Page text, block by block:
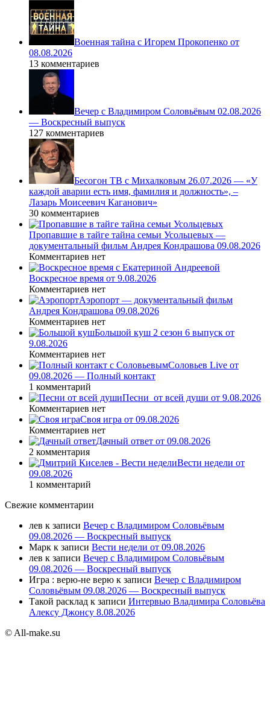
Военная тайна с Игорем Прокопенко от
08.08.2026
13 комментариев
Вечер с Владимиром Соловьёвым 02.08.2026
— Воскресный выпуск
127 комментариев
Бесогон ТВ с Михалковым 26.07.2026 — «У
каждой аварии есть имя, фамилия и должность», –
Лазарь Моисеевич Каганович»
30 комментариев
Пропавшие в тайге тайна семьи Усольцевых —
документальный фильм Андрея Кондрашова 09.08.2026
Комментариев нет
Воскресное время от 9.08.2026
Комментариев нет
Аэропорт — документальный фильм
Андрея Кондрашова 09.08.2026
Комментариев нет
Большой куш 2 сезон 6 выпуск от
9.08.2026
Комментариев нет
Соловьев Live от
09.08.2026 — Полный контакт
1 комментарий
Песни_от всей души от 9.08.2026
Комментариев нет
Своя игра от 09.08.2026
Комментариев нет
Дачный ответ от 09.08.2026
2 комментария
Вести недели от
09.08.2026
1 комментарий
Свежие комментарии
лев к записи Вечер с Владимиром Соловьёвым
09.08.2026 — Воскресный выпуск
Марк к записи Вести недели от 09.08.2026
лев к записи Вечер с Владимиром Соловьёвым
09.08.2026 — Воскресный выпуск
Игра : верю-не верю к записи Вечер с Владимиром
Соловьёвым 09.08.2026 — Воскресный выпуск
Такой расклад к записи Интервью Владимира Соловьёва
Алексу Джонсу 8.08.2026
© All-make.su